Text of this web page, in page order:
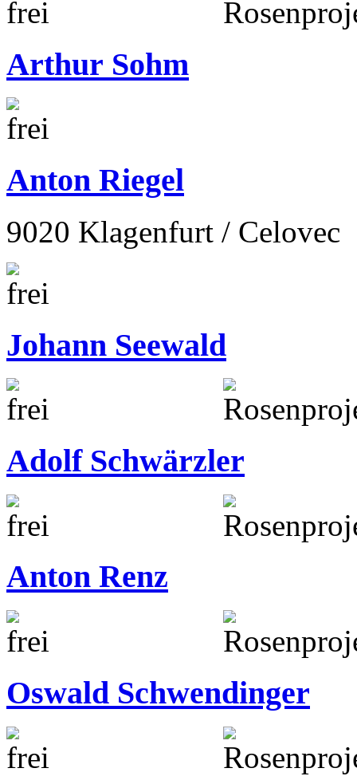
Arthur Sohm
Anton Riegel
9020 Klagenfurt / Celovec
Johann Seewald
Adolf Schwärzler
Anton Renz
Oswald Schwendinger